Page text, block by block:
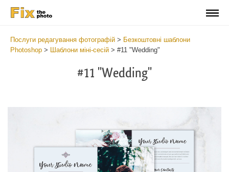
Послуги редагування фотографій > Безкоштовні шаблони
Photoshop > Шаблони міні-сесій > #11 "Wedding"
#11 "Wedding"